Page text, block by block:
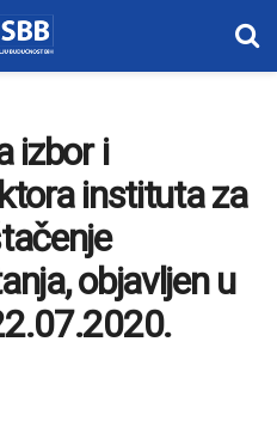
izbor i
instituta za
objavljen u